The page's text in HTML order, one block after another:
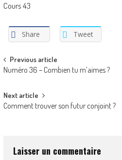
Cours 43
Share Tweet
Post
navigation
Previous article
Numéro 36 – Combien tu m’aimes ?
Next article
Comment trouver son futur conjoint ?
Laisser un commentaire